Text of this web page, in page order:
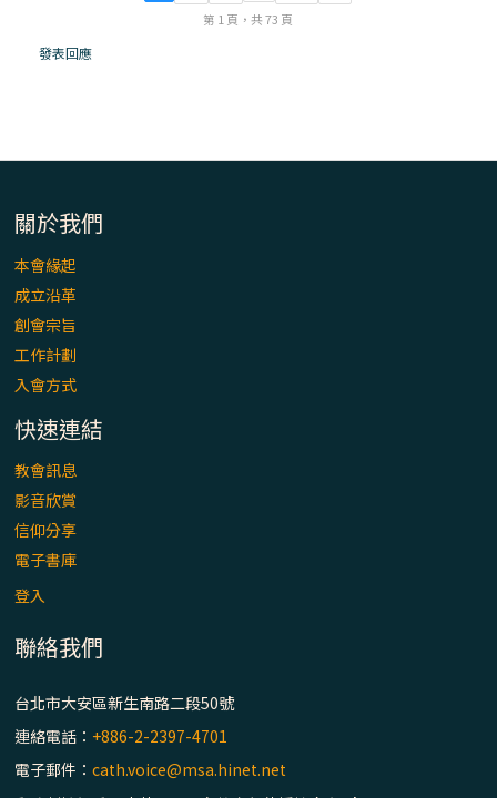
(5)黃敏正主教帶你做【將臨期避靜】—「福
主教座堂(下)
「禧年 來~」第十四集：續談《在希望中得
救》通諭中的「希望」 / 花蓮美崙進教之佑
第 1 頁，共 73 頁
發表回應
關於我們
本會緣起
成立沿革
創會宗旨
工作計劃
入會方式
快速連結
教會訊息
影音欣賞
信仰分享
電子書庫
登入
聯絡我們
台北市大安區新生南路二段50號
連絡電話： +886-2-2397-4701
電子郵件：cath.voice@msa.hinet.net